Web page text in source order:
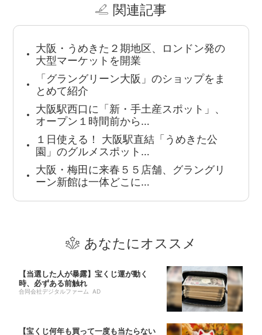
関連記事
大阪・うめきた２期地区、ロンドン発の
大型マーケットを開業
「グラングリーン大阪」のショップをま
とめて紹介
大阪駅西口に「新・手土産スポット」、
オープン１時間前から…
１日使える！ 大阪駅直結「うめきた公
園」のグルメスポット…
大阪・梅田に来春５５店舗、グラングリ
ーン新館は一体どこに…
あなたにオススメ
【当選した人が暴露】宝くじ運が動く
時、必ずある前触れ
合同会社デジタルファーム AD
【宝くじ何年も買って一度も当たらない